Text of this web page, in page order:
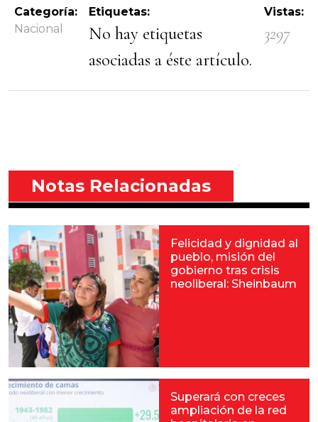
Categoría:
Nacional
Etiquetas:
No hay etiquetas
asociadas a éste artículo.
Vistas:
3297
Notas Relacionadas
Felicidad y dignidad al
pueblo, misión del
gobierno tras crisis
neoliberal: Sheinbaum
Superará con creces
ampliación de la red